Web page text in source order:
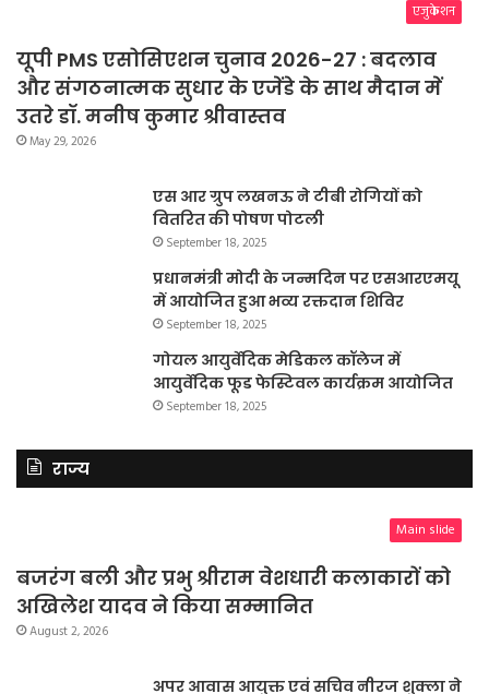
एजुकेशन
यूपी PMS एसोसिएशन चुनाव 2026-27 : बदलाव
और संगठनात्मक सुधार के एजेंडे के साथ मैदान में
उतरे डॉ. मनीष कुमार श्रीवास्तव
May 29, 2026
एस आर ग्रुप लखनऊ ने टीबी रोगियों को
वितरित की पोषण पोटली
September 18, 2025
प्रधानमंत्री मोदी के जन्मदिन पर एसआरएमयू
में आयोजित हुआ भव्य रक्तदान शिविर
September 18, 2025
गोयल आयुर्वेदिक मेडिकल कॉलेज में
आयुर्वेदिक फूड फेस्टिवल कार्यक्रम आयोजित
September 18, 2025
राज्य
Main slide
बजरंग बली और प्रभु श्रीराम वेशधारी कलाकारों को
अखिलेश यादव ने किया सम्मानित
August 2, 2026
अपर आवास आयुक्त एवं सचिव नीरज शुक्ला ने